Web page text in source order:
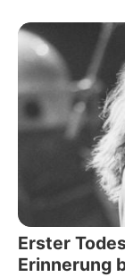
Erster
Erinnerung